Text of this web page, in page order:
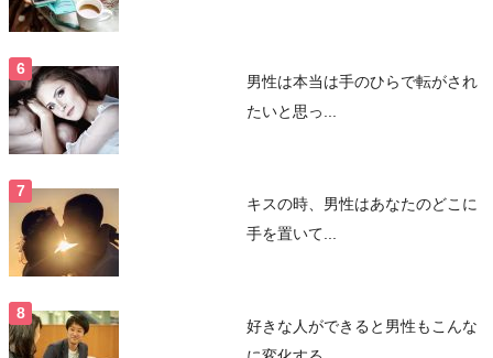
男性は本当は手のひらで転がされ
たいと思っ...
キスの時、男性はあなたのどこに
手を置いて...
好きな人ができると男性もこんな